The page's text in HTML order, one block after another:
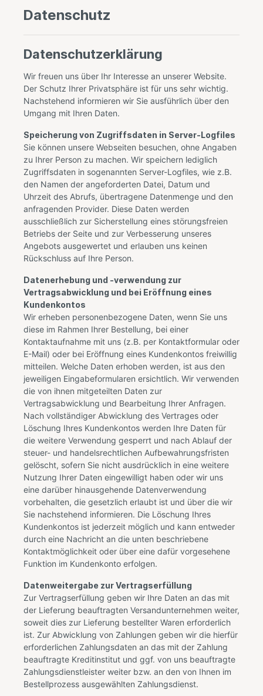
Datenschutz
Datenschutzerklärung
Wir freuen uns über Ihr Interesse an unserer Website.
Der Schutz Ihrer Privatsphäre ist für uns sehr wichtig.
Nachstehend informieren wir Sie ausführlich über den
Umgang mit Ihren Daten.
Speicherung von Zugriffsdaten in Server-Logfiles
Sie können unsere Webseiten besuchen, ohne Angaben
zu Ihrer Person zu machen. Wir speichern lediglich
Zugriffsdaten in sogenannten Server-Logfiles, wie z.B.
den Namen der angeforderten Datei, Datum und
Uhrzeit des Abrufs, übertragene Datenmenge und den
anfragenden Provider. Diese Daten werden
ausschließlich zur Sicherstellung eines störungsfreien
Betriebs der Seite und zur Verbesserung unseres
Angebots ausgewertet und erlauben uns keinen
Rückschluss auf Ihre Person.
Datenerhebung und -verwendung zur
Vertragsabwicklung und bei Eröffnung eines
Kundenkontos
Wir erheben personenbezogene Daten, wenn Sie uns
diese im Rahmen Ihrer Bestellung, bei einer
Kontaktaufnahme mit uns (z.B. per Kontaktformular oder
E-Mail) oder bei Eröffnung eines Kundenkontos freiwillig
mitteilen. Welche Daten erhoben werden, ist aus den
jeweiligen Eingabeformularen ersichtlich. Wir verwenden
die von ihnen mitgeteilten Daten zur
Vertragsabwicklung und Bearbeitung Ihrer Anfragen.
Nach vollständiger Abwicklung des Vertrages oder
Löschung Ihres Kundenkontos werden Ihre Daten für
die weitere Verwendung gesperrt und nach Ablauf der
steuer- und handelsrechtlichen Aufbewahrungsfristen
gelöscht, sofern Sie nicht ausdrücklich in eine weitere
Nutzung Ihrer Daten eingewilligt haben oder wir uns
eine darüber hinausgehende Datenverwendung
vorbehalten, die gesetzlich erlaubt ist und über die wir
Sie nachstehend informieren. Die Löschung Ihres
Kundenkontos ist jederzeit möglich und kann entweder
durch eine Nachricht an die unten beschriebene
Kontaktmöglichkeit oder über eine dafür vorgesehene
Funktion im Kundenkonto erfolgen.
Datenweitergabe zur Vertragserfüllung
Zur Vertragserfüllung geben wir Ihre Daten an das mit
der Lieferung beauftragten Versandunternehmen weiter,
soweit dies zur Lieferung bestellter Waren erforderlich
ist. Zur Abwicklung von Zahlungen geben wir die hierfür
erforderlichen Zahlungsdaten an das mit der Zahlung
beauftragte Kreditinstitut und ggf. von uns beauftragte
Zahlungsdienstleister weiter bzw. an den von Ihnen im
Bestellprozess ausgewählten Zahlungsdienst.